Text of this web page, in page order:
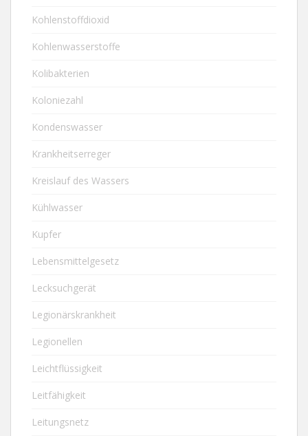
Kohlenstoffdioxid
Kohlenwasserstoffe
Kolibakterien
Koloniezahl
Kondenswasser
Krankheitserreger
Kreislauf des Wassers
Kühlwasser
Kupfer
Lebensmittelgesetz
Lecksuchgerät
Legionärskrankheit
Legionellen
Leichtflüssigkeit
Leitfähigkeit
Leitungsnetz